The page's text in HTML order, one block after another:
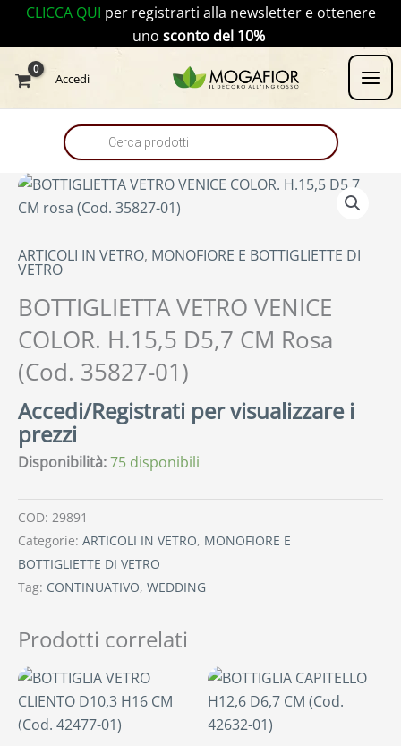
contenuto
CLICCA QUI per registrarti alla newsletter e ottenere
uno sconto del 10%
Accedi
Products
search
ARTICOLI IN VETRO, MONOFIORE E BOTTIGLIETTE DI
VETRO
BOTTIGLIETTA VETRO VENICE
COLOR. H.15,5 D5,7 CM Rosa
(Cod. 35827-01)
Accedi/Registrati per visualizzare i
prezzi
Disponibilità:75 disponibili
COD: 29891
Categorie: ARTICOLI IN VETRO, MONOFIORE E
BOTTIGLIETTE DI VETRO
Tag: CONTINUATIVO, WEDDING
Prodotti correlati